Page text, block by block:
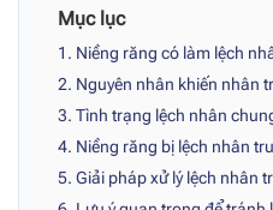
Mục lục
1. Niềng răng có làm lệch
2. Nguyên nhân khiến nhân
3. Tình trạng lệch nhân
4. Niềng răng bị lệch nhân
5. Giải pháp xử lý lệch nhân